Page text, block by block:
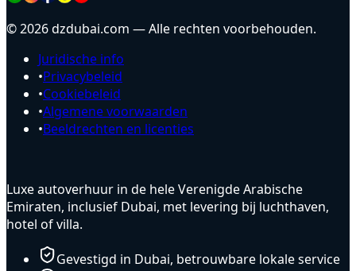
© 2026 dzdubai.com — Alle rechten voorbehouden.
Juridische info
•Privacybeleid
•Cookiebeleid
•Algemene voorwaarden
•Beeldrechten en licenties
Luxe autoverhuur in de hele Verenigde Arabische
Emiraten, inclusief Dubai, met levering bij luchthaven,
hotel of villa.
Gevestigd in Dubai, betrouwbare lokale service